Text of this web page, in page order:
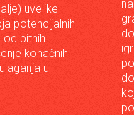
uvelike
potencijalnih
bitnih
konačnih
u